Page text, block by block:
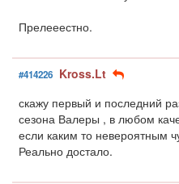
Прелееестно.
#414226 Kross.Lt
скажу первый и последний
сезона Валеры , в любом
если каким то невероятным
Реально достало.